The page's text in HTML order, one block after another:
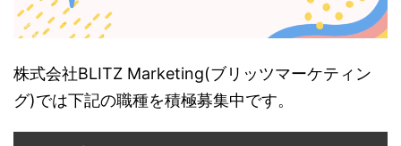
株式会社BLITZ Marketing(ブリッツマーケティン
グ)では下記の職種を積極募集中です。